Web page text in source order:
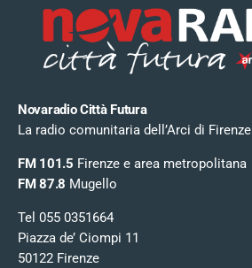
Novaradio Città Futura
La radio comunitaria dell’Arci di Firenze
FM 101.5 Firenze e area metropolitana
FM 87.8 Mugello
Tel 055 0351664
Piazza de’ Ciompi 11
50122 Firenze